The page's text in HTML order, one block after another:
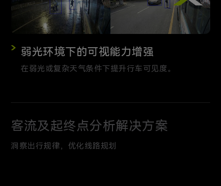
弱光环境下的可视能力增强
在弱光或复杂天气条件下提升行车可见度。
客流及起终点分析解决方案
洞察出行规律，优化线路规划